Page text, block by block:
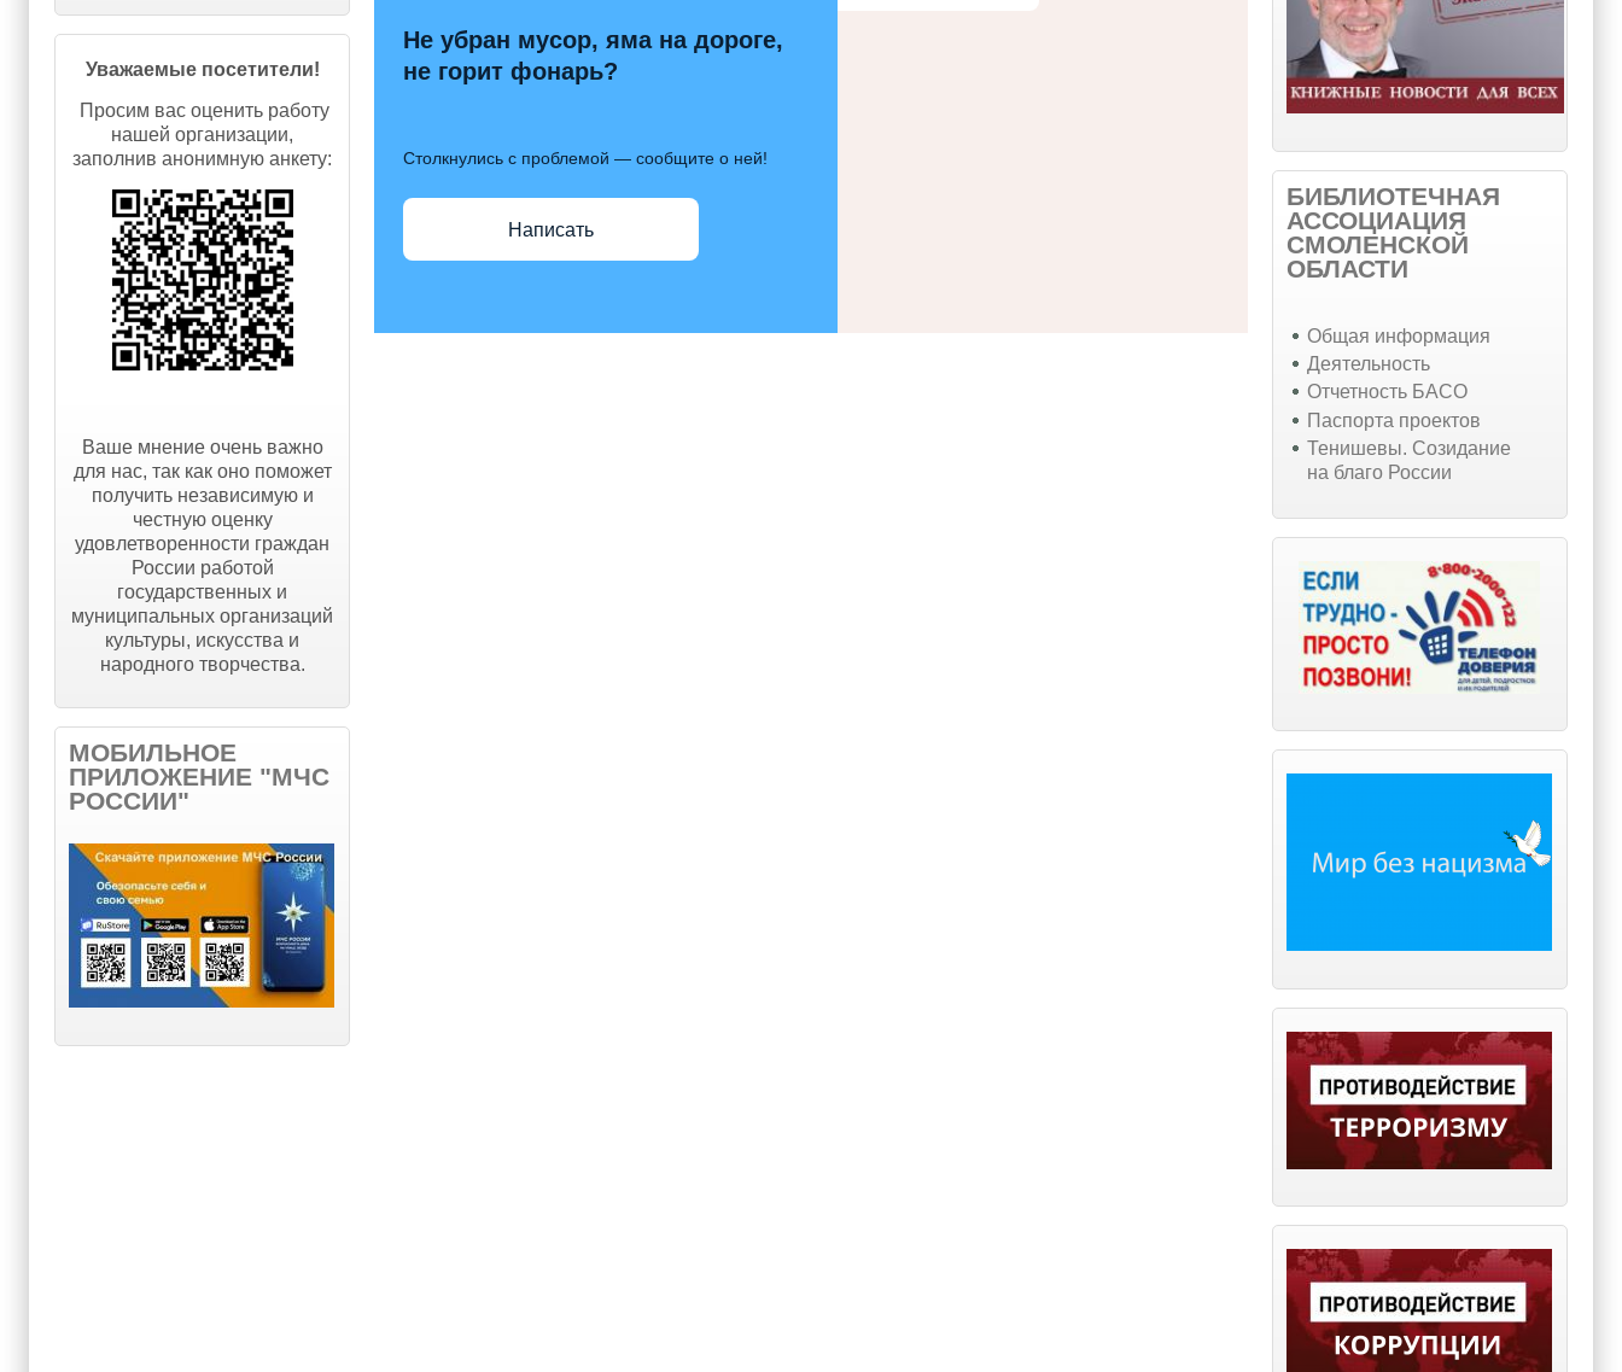
Уважаемые посетители!
Просим вас оценить работу
нашей организации,
заполнив анонимную анкету:
Ваше мнение очень важно
для нас, так как оно поможет
получить независимую и
честную оценку
удовлетворенности граждан
России работой
государственных и
муниципальных организаций
культуры, искусства и
народного творчества.
МОБИЛЬНОЕ
ПРИЛОЖЕНИЕ "МЧС
РОССИИ"
Не убран мусор, яма на дороге,
не горит фонарь?
Столкнулись с проблемой — сообщите о ней!
Написать
БИБЛИОТЕЧНАЯ
АССОЦИАЦИЯ
СМОЛЕНСКОЙ
ОБЛАСТИ
Общая информация
Деятельность
Отчетность БАСО
Паспорта проектов
Тенишевы. Созидание
на благо России